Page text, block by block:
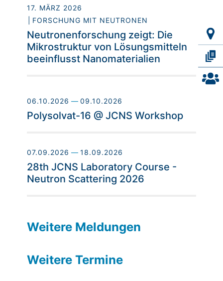
17. MÄRZ 2026
FORSCHUNG MIT NEUTRONEN
Neutronenforschung zeigt: Die
Mikrostruktur von Lösungsmitteln
beeinflusst Nanomaterialien
06.10.2026 — 09.10.2026
Polysolvat-16 @ JCNS Workshop
07.09.2026 — 18.09.2026
28th JCNS Laboratory Course -
Neutron Scattering 2026
Weitere Meldungen
Weitere Termine